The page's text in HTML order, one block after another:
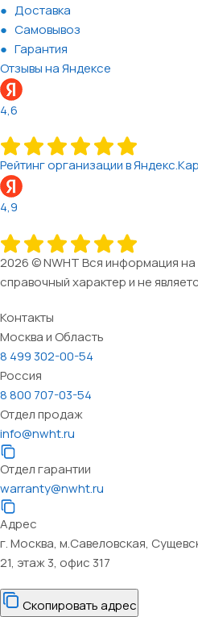
Доставка
Самовывоз
Гарантия
Отзывы на Яндексе
4,6
Рейтинг организации в
4,9
2026 © NWHT Вся информация на
справочный характер и не
Контакты
Москва и Область
8 499 302-00-54
Россия
8 800 707-03-54
Отдел продаж
info@nwht.ru
Отдел гарантии
warranty@nwht.ru
Адрес
г. Москва, м.Савеловская,
21, этаж 3, офис 317
Скопировать адрес